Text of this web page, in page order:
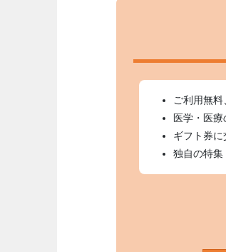
ご利用無
医学・医療
ギフト券
独自の特集